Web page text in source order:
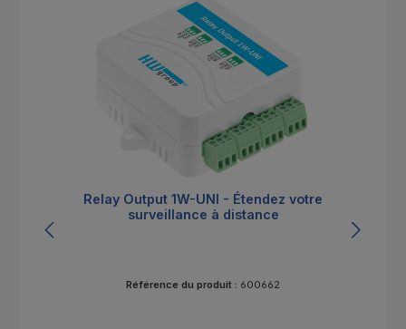
Relay Output 1W-UNI - Étendez votre
surveillance à distance
Référence du produit : 600662